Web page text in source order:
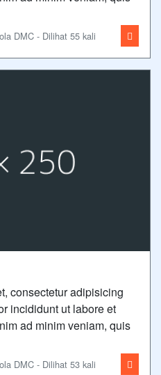
DMC - Dilihat 55 kali
consectetur adipisicing
incididunt ut labore et
ad minim veniam, quis
DMC - Dilihat 53 kali